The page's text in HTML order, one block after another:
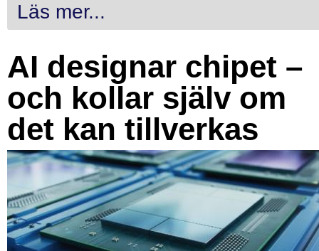
Läs mer...
AI designar chipet –
och kollar själv om
det kan tillverkas